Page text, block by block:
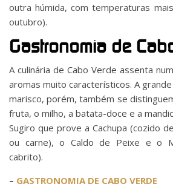
outra húmida, com temperaturas
outubro).
Gastronomia de
A culinária de Cabo Verde assenta
aromas muito característicos. A
marisco, porém, também se
fruta, o milho, a batata-doce e a
Sugiro que prove a Cachupa (cozido
ou carne), o Caldo de Peixe e o
cabrito).
– GASTRONOMIA DE CABO VERDE